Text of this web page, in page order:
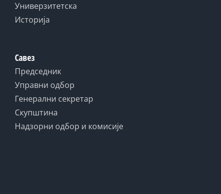
Универзитетска
Историја
Савез
Председник
Управни одбор
Генерални секретар
Скупштина
Надзорни одбор и комисије